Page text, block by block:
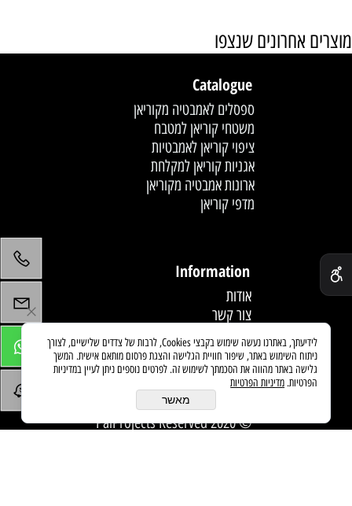
מוצרים אחרונים שנצפו
Catalogue
ספסלים לאמבטיה מקוריאן
משטחי קוריאן למטבח
ציפוי קוריאן לאמבטיות
אגניות קוריאן למקלחת
ארונות אמבטיה מקוריאן
מדפי קוריאן
Information
אודות
צור קשר
מדיניות משלוחים
מאמרים
© 2020 PaiProjects Reserved
לידיעתך, באתרנו נעשה שימוש בקבצי Cookies, לרבות של צדדים שלישיים, לצורך
ניתוח השימוש באתר, שיפור חוויית הגלישה והצגת פרסום מותאם אישית. המשך
גלישה באתר מהווה את הסכמתך לשימוש זה. לפרטים נוספים ניתן לעיין במדיניות
הפרטיות. מדיניות הפרטיות
מאשר